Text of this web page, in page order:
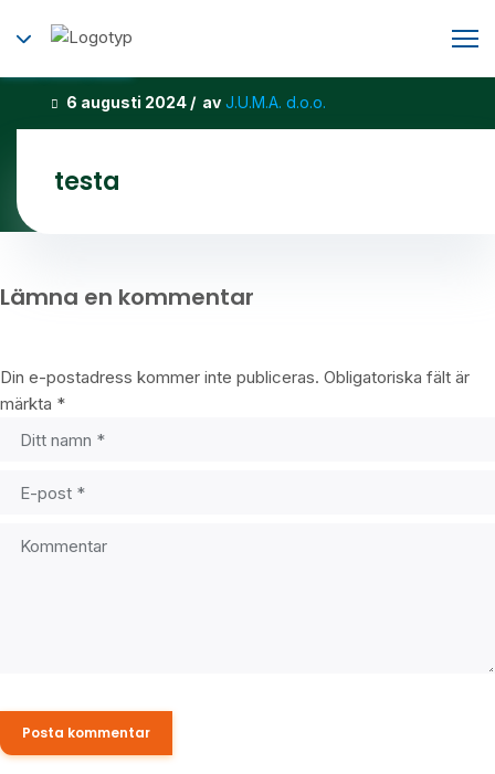
6 augusti 2024 / av J.U.M.A. d.o.o.
testa
Lämna en kommentar
Din e-postadress kommer inte publiceras. Obligatoriska fält är
märkta *